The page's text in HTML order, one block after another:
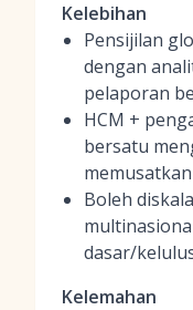
Kelebihan
Pensijilan
dengan
pelaporan
HCM +
bersatu
Boleh
dasar/
Kelemahan